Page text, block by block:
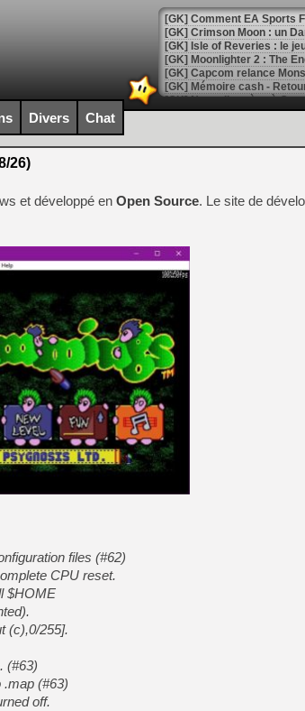
[GK] Comment EA Sports
[GK] Crimson Moon : un
[GK] Isle of Reveries : le
[GK] Moonlighter 2 : The
[GK] Capcom relance
[Mo5] Deux inédits du
[GK] Le beat'em up The
[GK] Endless Legend 2 :
[LS] [PS5] Le WebKit
[GK] Oubliez Crazy Taxi,
[LS] [Switch] NSZ 5.0.0
[GK] No More Room in
[GK] Un chatbot Atelier
[GK] Mémoire cash -
[GK] Nvidia : le prix des
[GK] Suikoden Star Leap :
[Mo5] La mini borne
[GK] Le studio de FIFA
[GK] La PlayStation 1 en
[GK] Dawn of War 4 : les
[GK] CloverPit : l'héritier
[GK] Stellar Blade : Blood
[GK] Palworld Online est
[GK] Wuchang 2 : le
[GK] Test : Big Walk est
[GK] Starsand Island : la
[GK] Dan Houser (GTA)
Divers Chat
26)
et développé en Open Source. Le site de
files (#62)
CPU reset.
$HOME
(c),0/255].
(#63)
.map (#63)
off.